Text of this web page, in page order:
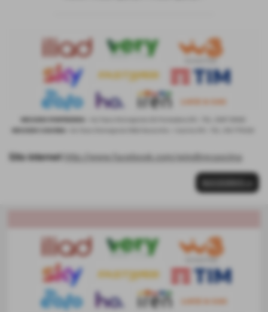
Sito internet http://www.facebook.com/windtrecascina